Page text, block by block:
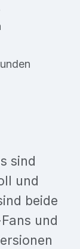
sind
und
beide
und